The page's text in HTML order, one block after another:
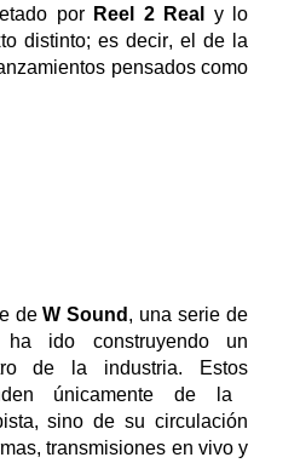
por Reel 2 Real
y lo
distinto; es decir, el de la
pensados como
deWSound , una serie de
ha ido construyendo un
de la industria. Estos
únicamente de la
sino de su circulación
transmisiones en vivo y